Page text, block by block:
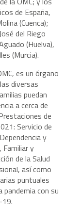
de España,
(Cuenca);
del Riego
(Huelva),
(Murcia).
es un órgano
diversas
puedan
a cerca de
de
Servicio de
y
Familiar y
de la Salud
así como
puntuales
con su